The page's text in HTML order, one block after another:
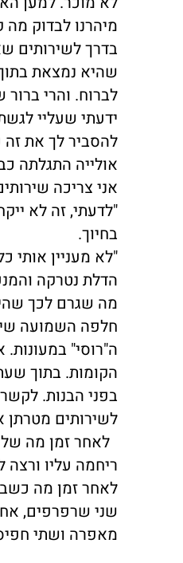
מיהרנו לבדוק מה
בדרך לשירותים
שהיא נמצאת
לברוח. והרי
ידעתי שעליי
להסביר לך את זה
אולייה התגלתה
אני צריכה
"לדעתי, זה לא
בחיוך.
"לא מעניין אותי
הדלת נטרקה
מה שגרם לכך
חלפה השמועה
ה"רוסי"
הקומות. בתוך
בפני הבנות.
לשירותים
לאחר זמן מה של
ריחמה עליו ורצה
לאחר זמן מה
שני שרפרפים,
מאפרה ושתי